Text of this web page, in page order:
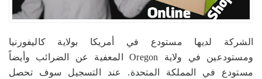
الشركة لديها مستودع في أمريكا بولاية كاليفورنيا
ومستودعين في ولاية Oregon المعفية عن الضرائب وأيضاً
مستودع في المملكة المتحدة. عند التسجيل سوف تحصل